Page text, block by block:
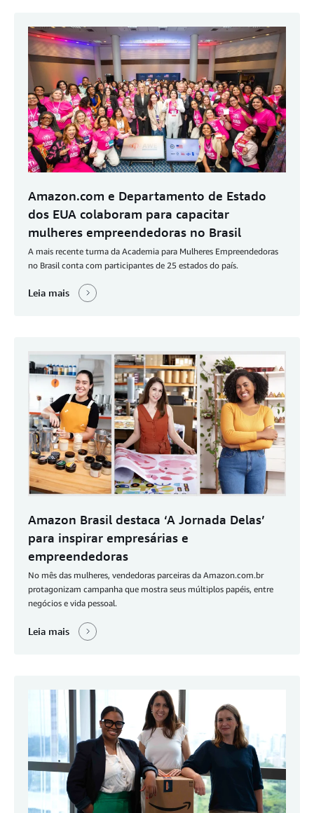
Amazon.com e Departamento de Estado
dos EUA colaboram para capacitar
mulheres empreendedoras no Brasil
A mais recente turma da Academia para Mulheres Empreendedoras
no Brasil conta com participantes de 25 estados do país.
Leia mais
Amazon Brasil destaca ‘A Jornada Delas’
para inspirar empresárias e
empreendedoras
No mês das mulheres, vendedoras parceiras da Amazon.com.br
protagonizam campanha que mostra seus múltiplos papéis, entre
negócios e vida pessoal.
Leia mais